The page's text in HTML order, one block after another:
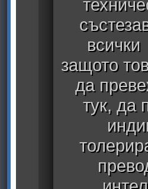
всички
защото
да
тук, да